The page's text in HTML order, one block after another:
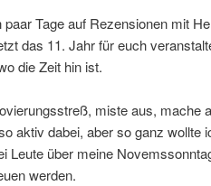
Tage auf Rezensionen mit
das 11. Jahr für euch
die Zeit hin ist.
miste aus, mache
aktiv dabei, aber so ganz wollte
Leute über meine
werden.